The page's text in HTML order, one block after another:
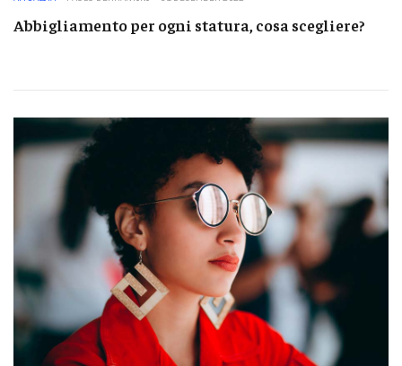
Abbigliamento per ogni statura, cosa scegliere?